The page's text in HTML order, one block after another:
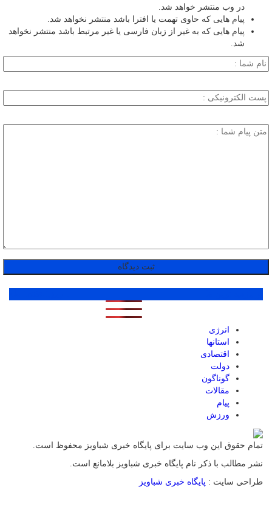
در وب منتشر خواهد شد.
پیام هایی که حاوی تهمت یا افترا باشد منتشر نخواهد شد.
پیام هایی که به غیر از زبان فارسی یا غیر مرتبط باشد منتشر نخواهد
شد.
انرژی
استانها
اقتصادی
دولت
گوناگون
مقالات
پیام
ورزش
تمام حقوق این وب سایت برای پایگاه خبری شباویز محفوظ است.
نشر مطالب با ذکر نام پایگاه خبری شباویز بلامانع است.
طراحی سایت : پایگاه خبری شباویز